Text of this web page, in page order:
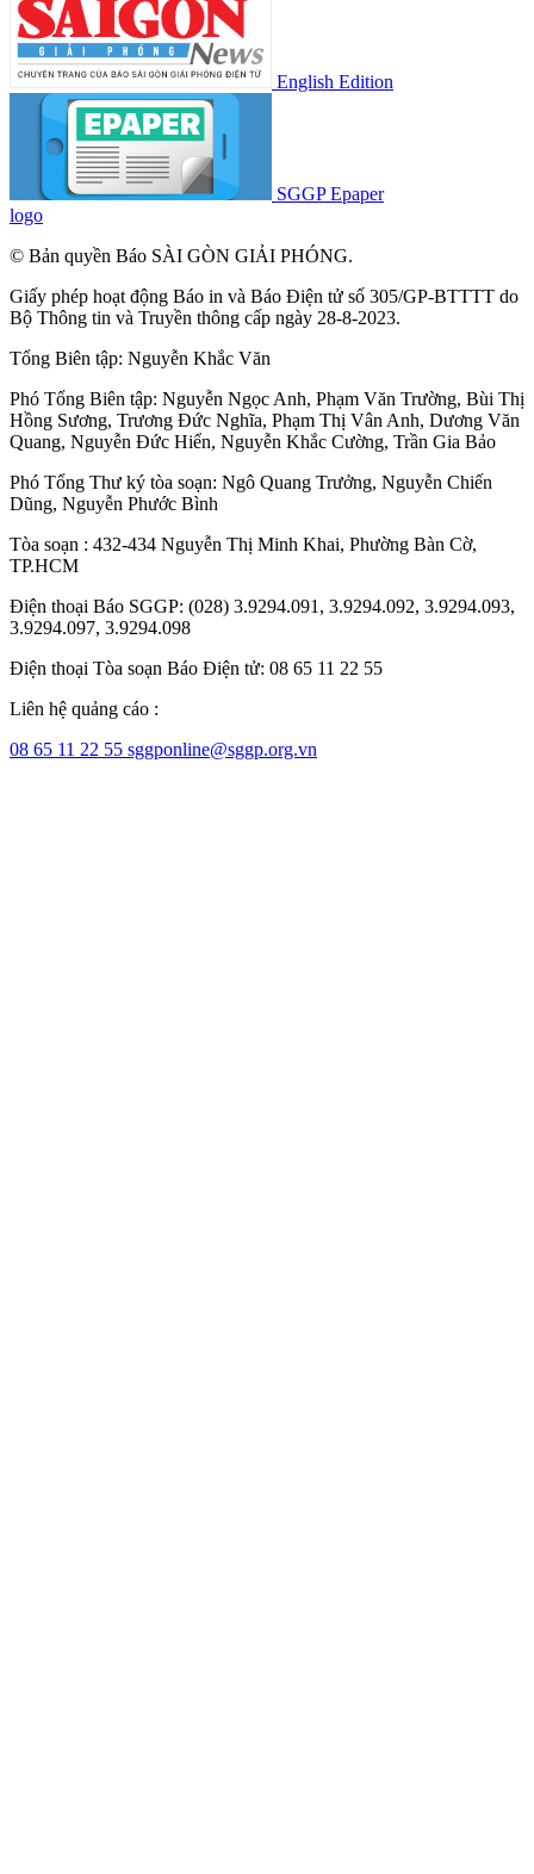
English Edition
SGGP Epaper
logo
© Bản quyền Báo SÀI GÒN GIẢI PHÓNG.
Giấy phép hoạt động Báo in và Báo Điện tử số 305/GP-BTTTT do
Bộ Thông tin và Truyền thông cấp ngày 28-8-2023.
Tổng Biên tập: Nguyễn Khắc Văn
Phó Tổng Biên tập: Nguyễn Ngọc Anh, Phạm Văn Trường, Bùi Thị
Hồng Sương, Trương Đức Nghĩa, Phạm Thị Vân Anh, Dương Văn
Quang, Nguyễn Đức Hiển, Nguyễn Khắc Cường, Trần Gia Bảo
Phó Tổng Thư ký tòa soạn: Ngô Quang Trưởng, Nguyễn Chiến
Dũng, Nguyễn Phước Bình
Tòa soạn : 432-434 Nguyễn Thị Minh Khai, Phường Bàn Cờ,
TP.HCM
Điện thoại Báo SGGP: (028) 3.9294.091, 3.9294.092, 3.9294.093,
3.9294.097, 3.9294.098
Điện thoại Tòa soạn Báo Điện tử: 08 65 11 22 55
Liên hệ quảng cáo :
08 65 11 22 55 sggponline@sggp.org.vn